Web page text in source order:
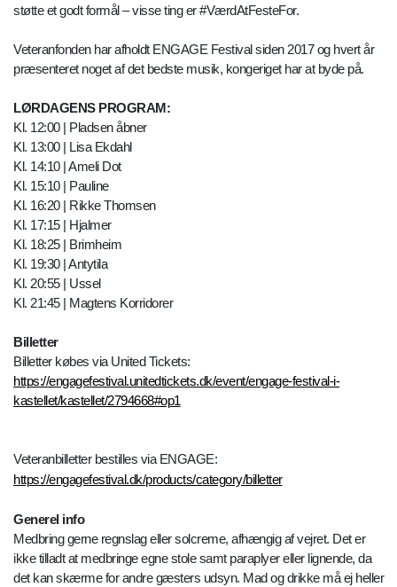
støtte et godt formål – visse ting er #VærdAtFesteFor.
Veteranfonden har afholdt ENGAGE Festival siden 2017 og hvert år
præsenteret noget af det bedste musik, kongeriget har at byde på.
LØRDAGENS PROGRAM:
Kl. 12:00 | Pladsen åbner
Kl. 13:00 | Lisa Ekdahl
Kl. 14:10 | Ameli Dot
Kl. 15:10 | Pauline
Kl. 16:20 | Rikke Thomsen
Kl. 17:15 | Hjalmer
Kl. 18:25 | Brimheim
Kl. 19:30 | Antytila
Kl. 20:55 | Ussel
Kl. 21:45 | Magtens Korridorer
Billetter
Billetter købes via United Tickets:
https://engagefestival.unitedtickets.dk/event/engage-festival-i-
kastellet/kastellet/2794668#op1
Veteranbilletter bestilles via ENGAGE:
https://engagefestival.dk/products/category/billetter
Generel info
Medbring gerne regnslag eller solcreme, afhængig af vejret. Det er
ikke tilladt at medbringe egne stole samt paraplyer eller lignende, da
det kan skærme for andre gæsters udsyn. Mad og drikke må ej heller